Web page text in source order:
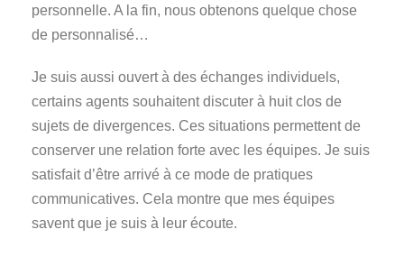
personnelle. A la fin, nous obtenons quelque chose
de personnalisé…
Je suis aussi ouvert à des échanges individuels,
certains agents souhaitent discuter à huit clos de
sujets de divergences. Ces situations permettent de
conserver une relation forte avec les équipes. Je suis
satisfait d’être arrivé à ce mode de pratiques
communicatives. Cela montre que mes équipes
savent que je suis à leur écoute.